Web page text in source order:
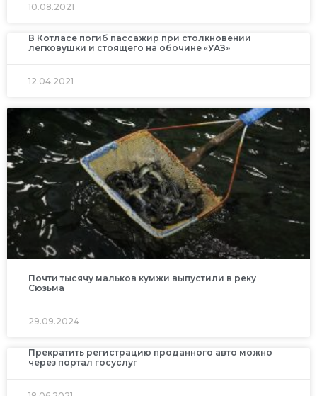
10.08.2021
В Котласе погиб пассажир при столкновении
легковушки и стоящего на обочине «УАЗ»
12.04.2021
Почти тысячу мальков кумжи выпустили в реку
Сюзьма
29.09.2024
Прекратить регистрацию проданного авто можно
через портал госуслуг